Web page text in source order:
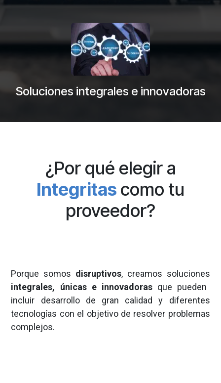
Soluciones integrales e innovadoras
¿Por qué elegir a
Integritas como tu
proveedor?
Porque somos disruptivos, creamos soluciones
integrales, únicas e innovadoras que pueden
incluir desarrollo de gran calidad y diferentes
tecnologías con el objetivo de resolver problemas
complejos.